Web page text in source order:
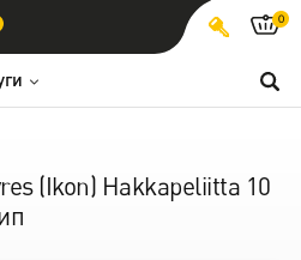
0
(Ikon) Hakkapeliitta 10